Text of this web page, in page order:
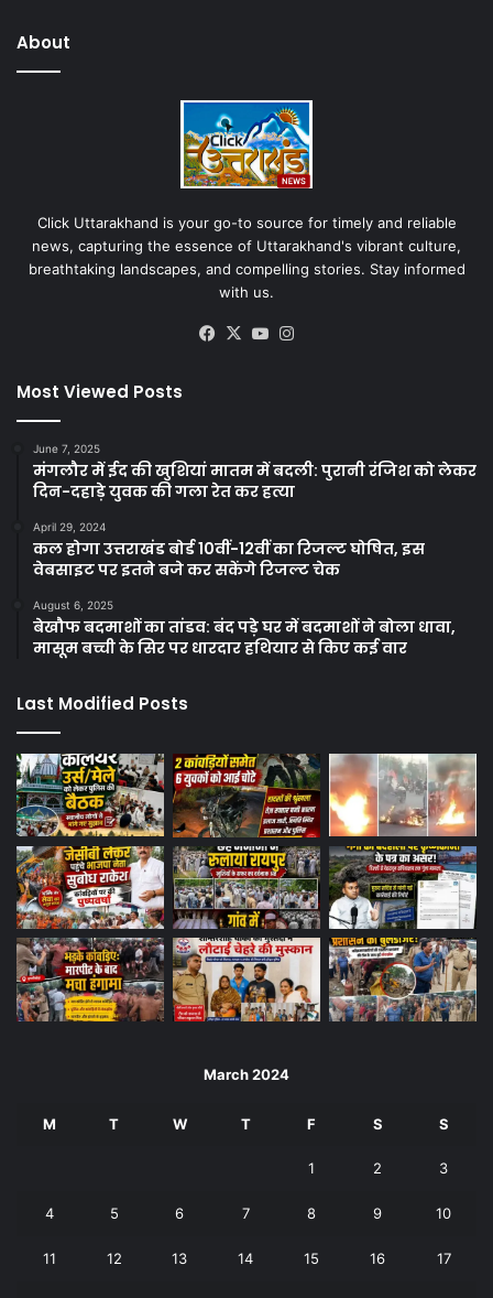
About
Click Uttarakhand is your go-to source for timely and reliable
news, capturing the essence of Uttarakhand's vibrant culture,
breathtaking landscapes, and compelling stories. Stay informed
with us.
Facebook
X YouTube
Most Viewed Posts
June 7, 2025
मंगलौर में ईद की खुशियां मातम में बदली: पुरानी रंजिश को लेकर
दिन-दहाड़े युवक की गला रेत कर हत्या
April 29, 2024
कल होगा उत्तराखंड बोर्ड 10वीं-12वीं का रिजल्ट घोषित, इस
वेबसाइट पर इतने बजे कर सकेंगे रिजल्ट चेक
August 6, 2025
बेखौफ बदमाशों का तांडव: बंद पड़े घर में बदमाशों ने बोला धावा,
मासूम बच्ची के सिर पर धारदार हथियार से किए कई वार
Last Modified Posts
March 2024
M T W T F S S
1 2 3
4 5 6 7 8 9 10
11 12 13 14 15 16 17